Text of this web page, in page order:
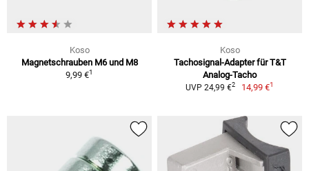
Koso
Magnetschrauben M6 und M8
9,99 €1
Koso
Tachosignal-Adapter für T&T
Analog-Tacho
UVP 24,99 €2 14,99 €1